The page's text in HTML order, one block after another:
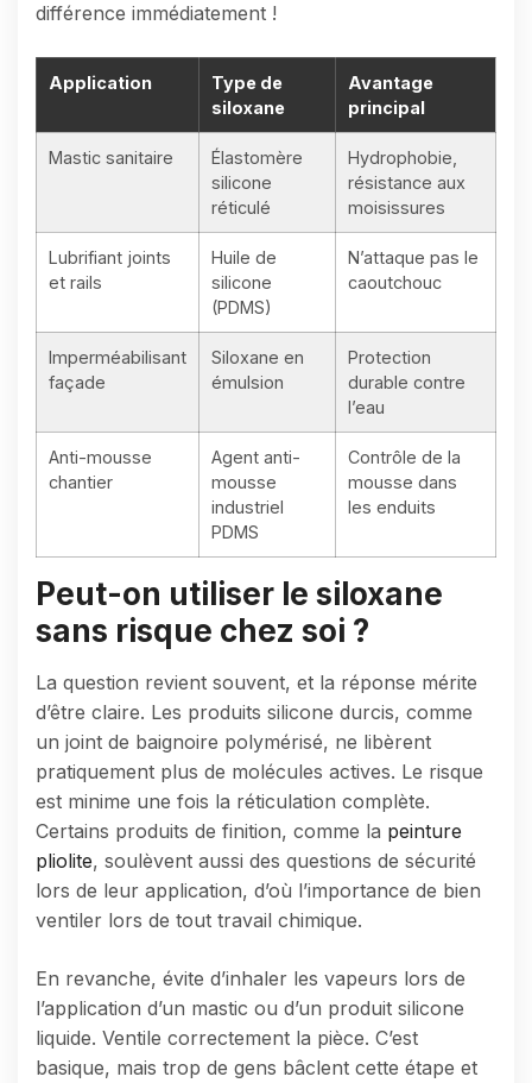
différence immédiatement !
Application
Type de
siloxane
Avantage
principal
Mastic sanitaire
Élastomère
silicone
réticulé
Hydrophobie,
résistance aux
moisissures
Lubrifiant joints
et rails
Huile de
silicone
(PDMS)
N’attaque pas le
caoutchouc
Imperméabilisant
façade
Siloxane en
émulsion
Protection
durable contre
l’eau
Anti-mousse
chantier
Agent anti-
mousse
industriel
PDMS
Contrôle de la
mousse dans
les enduits
Peut-on utiliser le siloxane
sans risque chez soi ?
La question revient souvent, et la réponse mérite
d’être claire. Les produits silicone durcis, comme
un joint de baignoire polymérisé, ne libèrent
pratiquement plus de molécules actives. Le risque
est minime une fois la réticulation complète.
Certains produits de finition, comme la peinture
pliolite, soulèvent aussi des questions de sécurité
lors de leur application, d’où l’importance de bien
ventiler lors de tout travail chimique.
En revanche, évite d’inhaler les vapeurs lors de
l’application d’un mastic ou d’un produit silicone
liquide. Ventile correctement la pièce. C’est
basique, mais trop de gens bâclent cette étape et